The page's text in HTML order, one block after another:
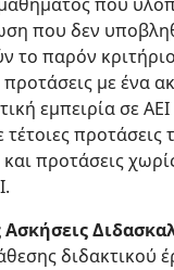
που δεν
το παρόν
προτάσεις με ένα
εμπειρία σε
προτάσεις
προτάσεις
Ασκήσεις
διδακτικού